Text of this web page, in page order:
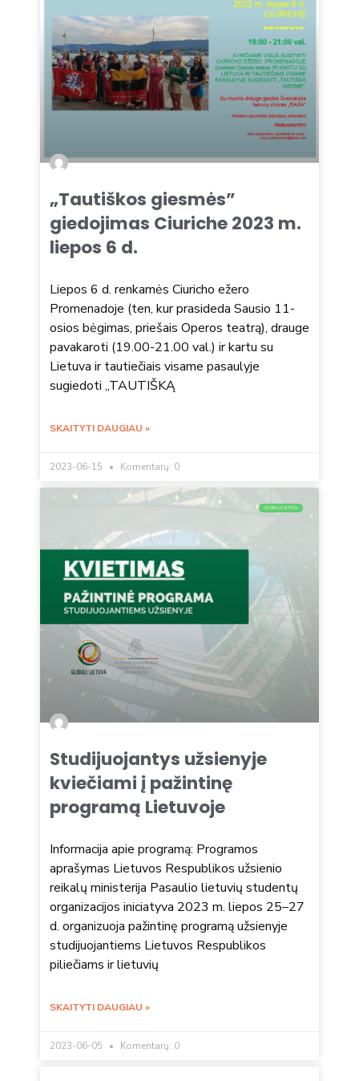
„Tautiškos giesmės”
giedojimas Ciuriche 2023 m.
liepos 6 d.
Liepos 6 d. renkamės Ciuricho ežero
Promenadoje (ten, kur prasideda Sausio 11-
osios bėgimas, priešais Operos teatrą), drauge
pavakaroti (19.00-21.00 val.) ir kartu su
Lietuva ir tautiečiais visame pasaulyje
sugiedoti „TAUTIŠKĄ
SKAITYTI DAUGIAU »
2023-06-15 Komentarų: 0
GLOBALI LIETUVA
Studijuojantys užsienyje
kviečiami į pažintinę
programą Lietuvoje
Informacija apie programą: Programos
aprašymas Lietuvos Respublikos užsienio
reikalų ministerija Pasaulio lietuvių studentų
organizacijos iniciatyva 2023 m. liepos 25–27
d. organizuoja pažintinę programą užsienyje
studijuojantiems Lietuvos Respublikos
piliečiams ir lietuvių
SKAITYTI DAUGIAU »
2023-06-05 Komentarų: 0